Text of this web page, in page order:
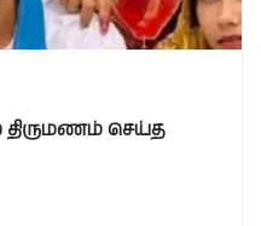
செய்த